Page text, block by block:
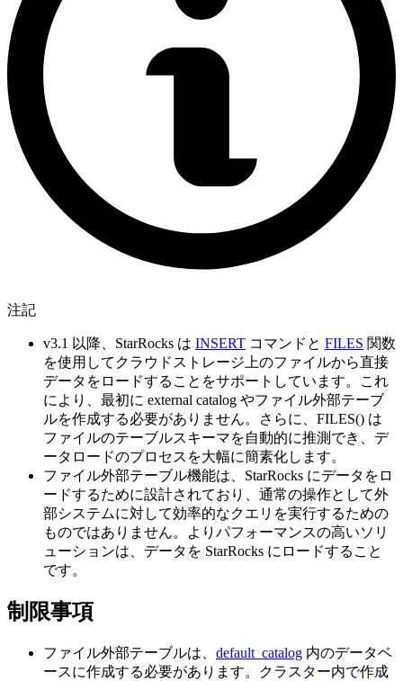
注記
v3.1 以降、StarRocks は INSERT コマンドと FILES 関数
を使用してクラウドストレージ上のファイルから直接
データをロードすることをサポートしています。これ
により、最初に external catalog やファイル外部テーブ
ルを作成する必要がありません。さらに、FILES() は
ファイルのテーブルスキーマを自動的に推測でき、デ
ータロードのプロセスを大幅に簡素化します。
ファイル外部テーブル機能は、StarRocks にデータをロ
ードするために設計されており、通常の操作として外
部システムに対して効率的なクエリを実行するための
ものではありません。よりパフォーマンスの高いソリ
ューションは、データを StarRocks にロードすること
です。
制限事項
ファイル外部テーブルは、 default_catalog 内のデータベ
ースに作成する必要があります。クラスター内で作成